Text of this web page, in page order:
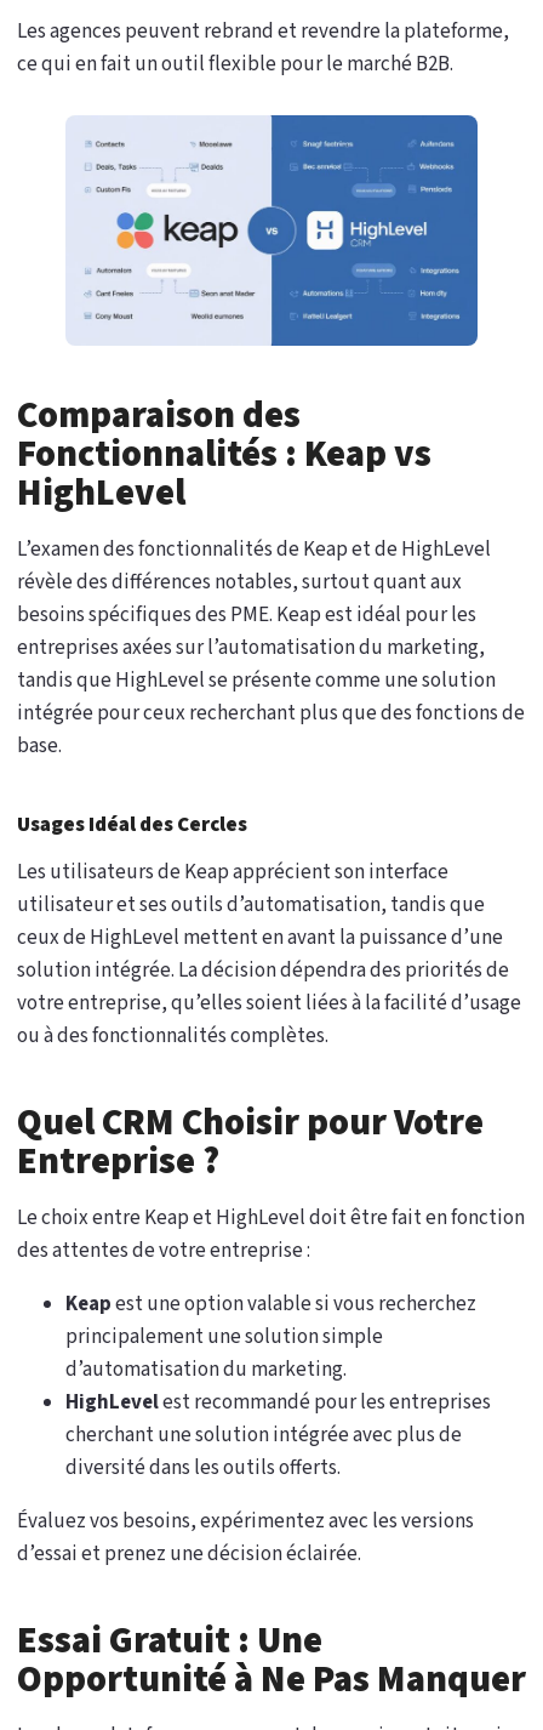
Les agences peuvent rebrand et revendre la plateforme,
ce qui en fait un outil flexible pour le marché B2B.
Comparaison des
Fonctionnalités : Keap vs
HighLevel
L’examen des fonctionnalités de Keap et de HighLevel
révèle des différences notables, surtout quant aux
besoins spécifiques des PME. Keap est idéal pour les
entreprises axées sur l’automatisation du marketing,
tandis que HighLevel se présente comme une solution
intégrée pour ceux recherchant plus que des fonctions de
base.
Usages Idéal des Cercles
Les utilisateurs de Keap apprécient son interface
utilisateur et ses outils d’automatisation, tandis que
ceux de HighLevel mettent en avant la puissance d’une
solution intégrée. La décision dépendra des priorités de
votre entreprise, qu’elles soient liées à la facilité d’usage
ou à des fonctionnalités complètes.
Quel CRM Choisir pour Votre
Entreprise ?
Le choix entre Keap et HighLevel doit être fait en fonction
des attentes de votre entreprise :
Keapest une option valable si vous recherchez
principalement une solution simple
d’automatisation du marketing.
HighLevelest recommandé pour les entreprises
cherchant une solution intégrée avec plus de
diversité dans les outils offerts.
Évaluez vos besoins, expérimentez avec les versions
d’essai et prenez une décision éclairée.
Essai Gratuit : Une
Opportunité à Ne Pas Manquer